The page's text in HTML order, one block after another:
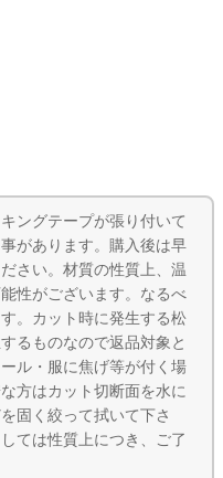
ングテープが張り付いて
があります。購入後は早
さい。材質の性質上、温
性がございます。なるべ
。カット時に発生する松
るものなので返品対象と
ル・服に焦げ等が付く場
方はカット切断面を水に
固く絞って拭いて下さ
ては性質上につき、ご了